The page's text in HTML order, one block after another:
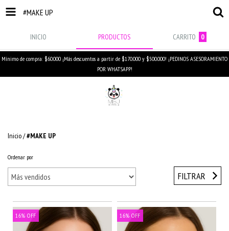
#MAKE UP
INICIO PRODUCTOS CARRITO 0
Mínimo de compra: $60.000 ¡Más descuentos a partir de $170.000 y $500.000! ¡PEDINOS ASESORAMIENTO
POR WHATSAPP!
Inicio/#MAKE UP
Ordenar por
FILTRAR
16% OFF 16% OFF